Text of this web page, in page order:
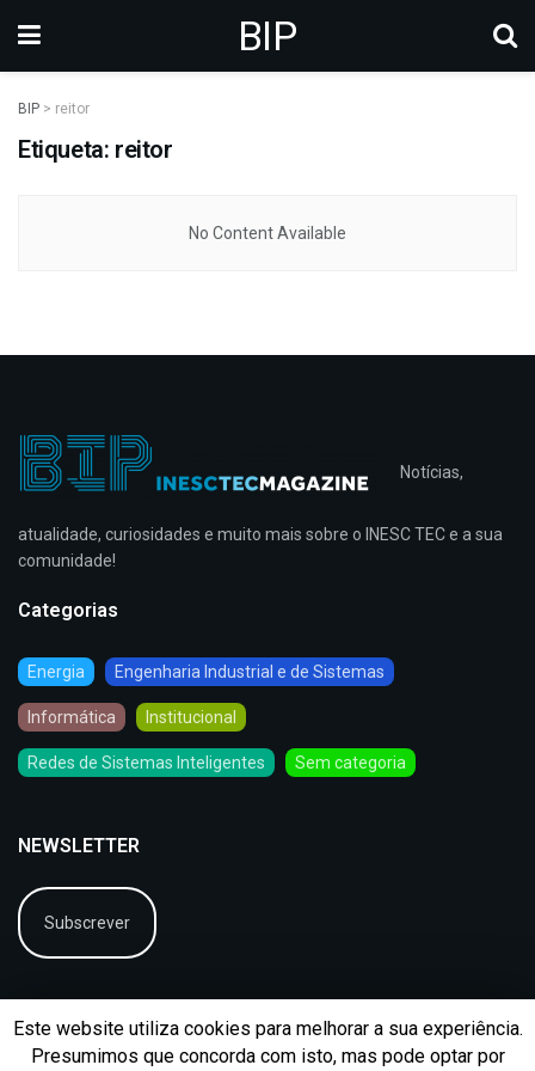
BIP
BIP > reitor
Etiqueta: reitor
No Content Available
Notícias,
atualidade, curiosidades e muito mais sobre o INESC TEC e a sua
comunidade!
Categorias
Energia Engenharia Industrial e de Sistemas
Informática Institucional
Redes de Sistemas Inteligentes Sem categoria
NEWSLETTER
Subscrever
Este website utiliza cookies para melhorar a sua experiência.
Presumimos que concorda com isto, mas pode optar por